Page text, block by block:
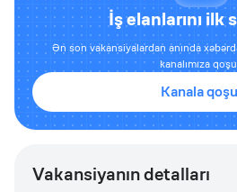
İş elanlarını ilk
Ən son vakansiyalardan anında
kanalımıza
Kanala
Vakansiyanın detalları